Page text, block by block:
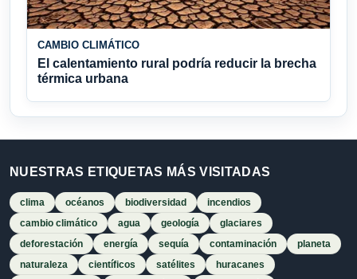
CAMBIO CLIMÁTICO
El calentamiento rural podría reducir la brecha
térmica urbana
NUESTRAS ETIQUETAS MÁS VISITADAS
clima océanos biodiversidad
incendios
cambio climático
agua geología
glaciares
deforestación
energía sequía contaminación
planeta
naturaleza
científicos satélites
huracanes